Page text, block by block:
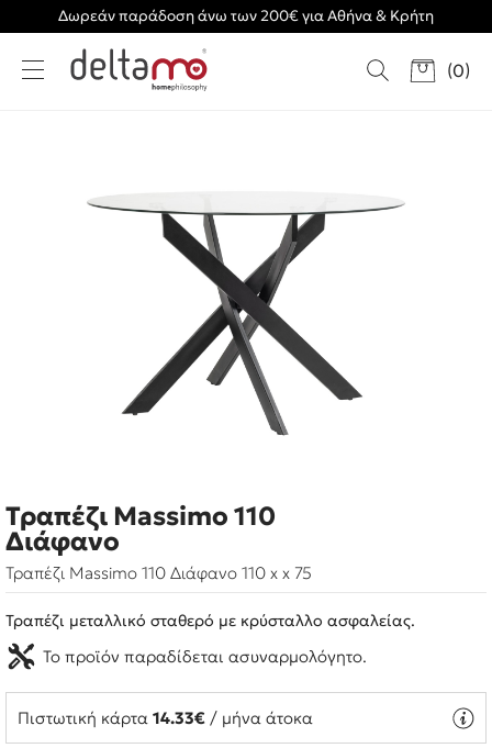
Δωρεάν παράδοση άνω των 200€ για Αθήνα & Κρήτη
(0)
Τραπέζι Massimo 110
Διάφανο
Τραπέζι Massimo 110 Διάφανο 110 x x 75
Τραπέζι μεταλλικό σταθερό με κρύσταλλο ασφαλείας.
Το προϊόν παραδίδεται ασυναρμολόγητο.
Πιστωτική κάρτα 14.33€ / μήνα άτοκα